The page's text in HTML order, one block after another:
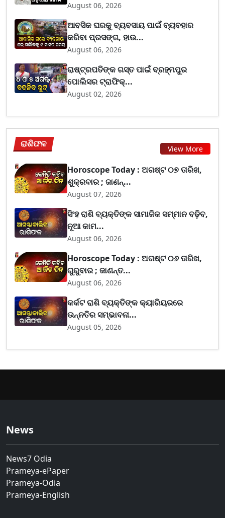
August 06, 2026
ଆବସିକ ଘରକୁ ବ୍ୟବସାୟ ପାଇଁ ବ୍ୟବହାର
କରିବା ପ୍ରସଙ୍ଗ, ହାଉ...
August 06, 2026
ରାଷ୍ଟ୍ରପତିଙ୍କ ଗସ୍ତ ପାଇଁ ବ୍ରହ୍ମପୁର
ପୋଲିସର ଟ୍ରାଫିକ୍...
August 02, 2026
ରାଶିଫଳ View More
Horoscope Today : ଅଗଷ୍ଟ ୦୭ ତାରିଖ,
ଶୁକ୍ରବାର ; ଜାଣନ୍...
August 07, 2026
ସିଂହ ରାଶି ବ୍ୟକ୍ତିଙ୍କ ସାମାଜିକ ସମ୍ମାନ ବଢ଼ିବ,
ନୂଆ କାମ...
August 06, 2026
Horoscope Today : ଅଗଷ୍ଟ ୦୬ ତାରିଖ,
ଗୁରୁବାର ; ଜାଣନ୍ତ...
August 06, 2026
କର୍କଟ ରାଶି ବ୍ୟକ୍ତିଙ୍କ କ୍ୟାରିୟରରେ
ଉନ୍ନତିର ସମ୍ଭାବନା...
August 05, 2026
News
News7 Odia
Prameya-ePaper
Prameya-Odia
Prameya-English